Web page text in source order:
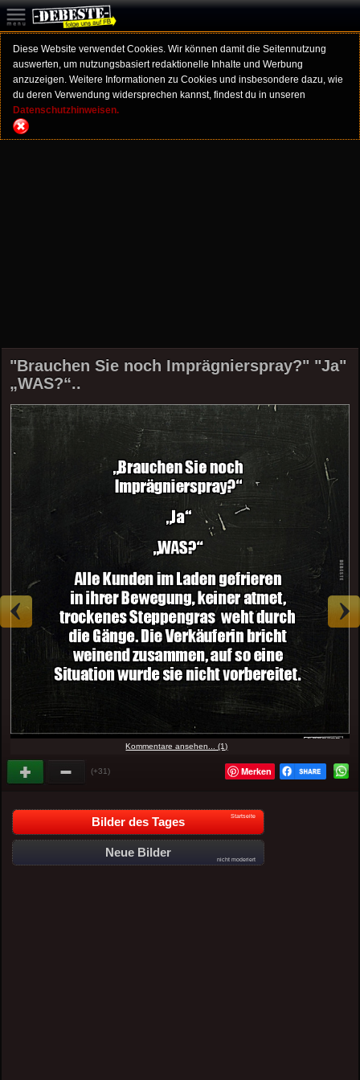
Diese Website verwendet Cookies. Wir können damit die Seitennutzung
auswerten, um nutzungsbasiert redaktionelle Inhalte und Werbung
anzuzeigen. Weitere Informationen zu Cookies und insbesondere dazu, wie
du deren Verwendung widersprechen kannst, findest du in unseren
Datenschutzhinweisen.
"Brauchen Sie noch Imprägnierspray?" "Ja"
„WAS?“..
Kommentare ansehen... (1)
(+31) Merken
Bilder des Tages Startseite
Neue Bilder
nicht moderiert